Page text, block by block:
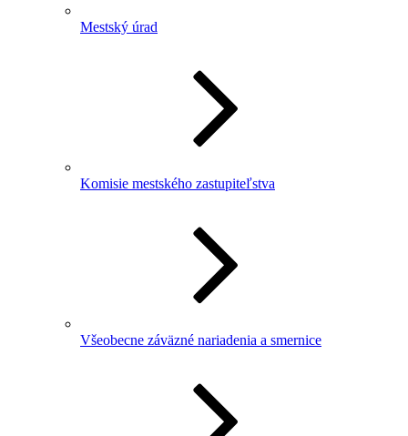
Mestský úrad
Komisie mestského zastupiteľstva
Všeobecne záväzné nariadenia a smernice